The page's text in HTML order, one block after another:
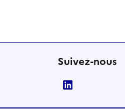
Suivez-nous